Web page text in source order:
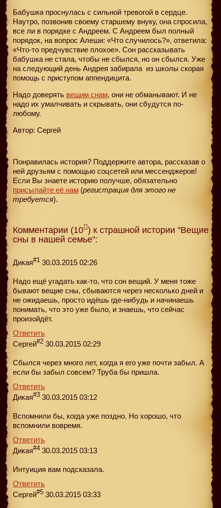
Бабушка проснулась с сильной тревогой в сердце.
Наутро, позвонив своему старшему внуку, она спросила,
все ли в порядке с Андреем. С Андреем был полный
порядок, на вопрос Алеши: «Что случилось?», ответила:
«Что-то предчувствие плохое». Сон рассказывать
бабушка не стала, чтобы не сбылся, но он сбылся. Уже
на следующий день Андрея забирала из школы скорая
помощь с приступом аппендицита.
Надо доверять вещим снам, они не обманывают. И не
надо их умалчивать и скрывать, они сбудутся по-
любому.
Автор: Сергей
Понравилась история? Поддержите автора, рассказав о
ней друзьям с помощью соцсетей или мессенджеров!
Если Вы знаете историю получше, обязательно
присылайте её нам (регистрация для этого не
требуется).
Комментарии (10 ) к страшной истории "Вещие
сны в нашей семье":
Дикая#1 30.03.2015 02:26
Надо ещё угадать как-то, что сон вещий. У меня тоже
бывают вещие сны, сбываются через несколько дней и
не ожидаешь, просто идёшь где-нибудь и начинаешь
понимать, что это уже было, и знаешь, что сейчас
произойдёт.
Ответить
Сергей#2 30.03.2015 02:29
Сбылся через много лет, когда я его уже почти забыл. А
если бы забыл совсем? Труба бы пришла.
Ответить
Дикая#3 30.03.2015 03:12
Вспомнили бы, когда уже поздно. Но хорошо, что
вспомнили вовремя.
Ответить
Дикая#4 30.03.2015 03:13
Интуиция вам подсказала.
Ответить
Сергей#5 30.03.2015 03:33